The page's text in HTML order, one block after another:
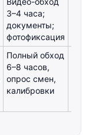
3–4 часа;
документы;
фотофиксация
Полный обход
6–8 часов,
опрос смен,
калибровки